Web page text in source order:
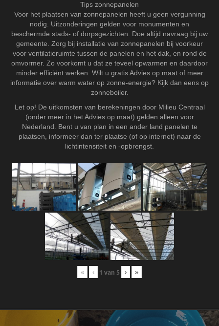
Tips zonnepanelen
Voor het plaatsen van zonnepanelen heeft u geen vergunning
nodig. Uitzonderingen gelden voor monumenten en
beschermde stads- of dorpsgezichten. Doe altijd navraag bij uw
gemeente. Zorg bij installatie van zonnepanelen bij voorkeur
voor ventilatieruimte tussen de panelen en het dak, en rond de
omvormer. Zo voorkomt u dat ze teveel opwarmen en daardoor
minder efficiënt werken. Wilt u gratis Advies op maat of meer
informatie over warm water op zonne-energie? Kijk dan eens op
zonneboiler.
Let op! De uitkomsten van berekeningen door Milieu Centraal
(onder meer in het Advies op maat) gelden alleen voor
Nederland. Bent u van plan in een ander land panelen te
plaatsen, informeer dan ter plaatse (of op internet) naar de
lichtintensiteit en -opbrengst.
« ‹ 1 van 5 › »